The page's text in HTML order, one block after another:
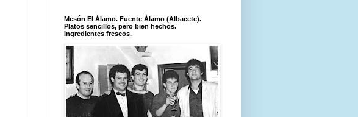
Mesón El Álamo. Fuente Álamo (Albacete).
Platos sencillos, pero bien hechos.
Ingredientes frescos.